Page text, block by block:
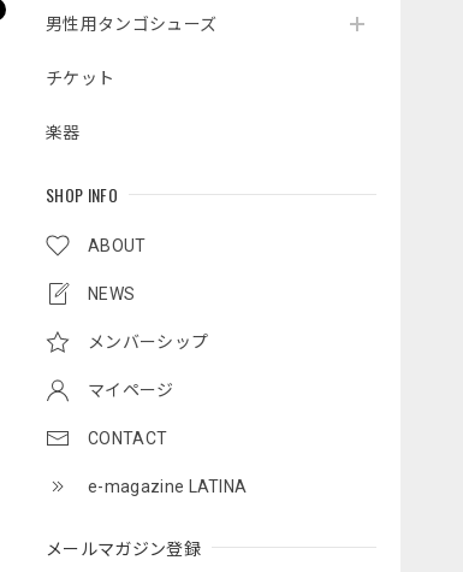
男性用タンゴシューズ
チケット
楽器
SHOP INFO
ABOUT
NEWS
メンバーシップ
マイページ
CONTACT
e-magazine LATINA
メールマガジン登録